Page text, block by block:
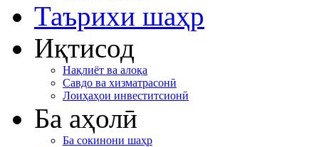
Таърихи шаҳр
Иқтисод
Нақлиёт ва алоқа
Савдо ва хизматрасонӣ
Лоиҳаҳои инвеститсионӣ
Ба аҳолӣ
Ба сокинони шаҳр